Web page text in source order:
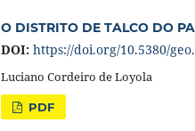
O DISTRITO DE TALCO DO
DOI: https://doi.org/10.5380/
Luciano Cordeiro de Loyola
PDF